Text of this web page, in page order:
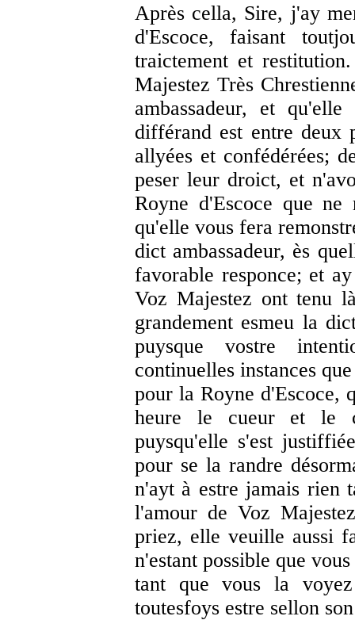
Après cella, Sire, j'ay
d'Escoce, faisant
traictement et
Majestez Très
ambassadeur, et
différand est entre deux
allyées et confédérées;
peser leur droict, et
Royne d'Escoce que
qu'elle vous fera
dict ambassadeur, ès
favorable responce; et
Voz Majestez ont tenu
grandement esmeu la
puysque vostre
continuelles instances
pour la Royne d'Escoce,
heure le cueur et le
puysqu'elle s'est
pour se la randre
n'ayt à estre jamais rien
l'amour de Voz
priez, elle veuille aussi
n'estant possible que
tant que vous la
toutesfoys estre sellon